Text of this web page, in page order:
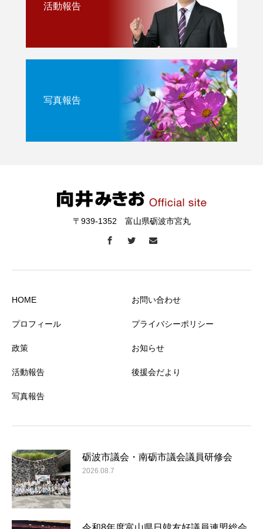
活動報告
写真報告
〒939-1352 富山県砺波市宮丸
HOME
プロフィール
政策
活動報告
写真報告
お問い合わせ
プライバシーポリシー
お知らせ
後援会だより
砺波市議会・南砺市議会議員研修会
2026.08.7